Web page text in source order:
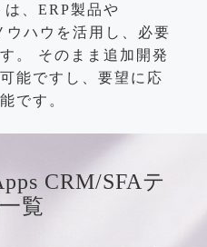
、ERP製品や
ハウを活用し、必要
。 そのまま追加開発
能ですし、要望に応
です。
CRM/SFAテ
覧